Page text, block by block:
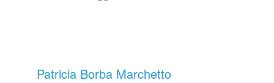
Patricia Borba Marchetto